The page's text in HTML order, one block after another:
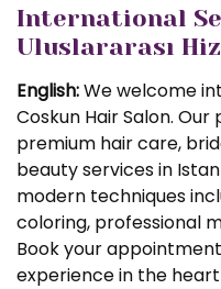
International
Uluslararası
English:We welcome
Coskun Hair Salon.
premium hair care,
beauty services in
modern techniques
coloring, professional
Book your
experience in the